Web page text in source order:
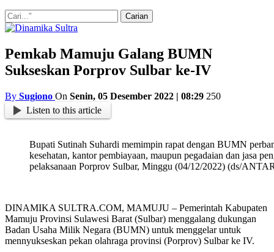
Pemkab Mamuju Galang BUMN
Sukseskan Porprov Sulbar ke-IV
By Sugiono On Senin, 05 Desember 2022 | 08:29 250
Listen to this article
Bupati Sutinah Suhardi memimpin rapat dengan BUMN
kesehatan, kantor pembiayaan, maupun pegadaian dan jasa
pelaksanaan Porprov Sulbar, Minggu (04/12/2022) (ds/
DINAMIKA SULTRA.COM, MAMUJU – Pemerintah Kabupaten
Mamuju Provinsi Sulawesi Barat (Sulbar) menggalang dukungan
Badan Usaha Milik Negara (BUMN) untuk menggelar untuk
mennyukseskan pekan olahraga provinsi (Porprov) Sulbar ke IV.